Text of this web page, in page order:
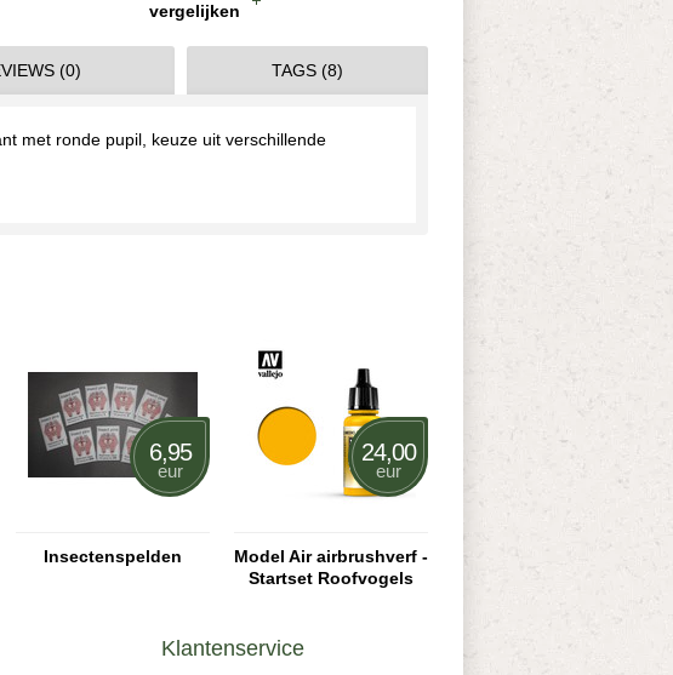
vergelijken
(0) TAGS (8)
met ronde pupil, keuze uit verschillende
6,95
eur
Insectenspelden
24,00
eur
Model Air airbrushverf -
Startset Roofvogels
Klantenservice